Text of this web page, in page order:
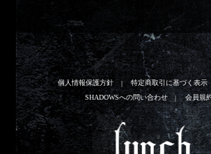
個人情報保護方針 特定商取引に基づく表示
SHADOWSへの問い合わせ
会員規